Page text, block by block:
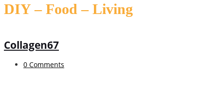
DIY – Food – Living
Collagen67
0 Comments